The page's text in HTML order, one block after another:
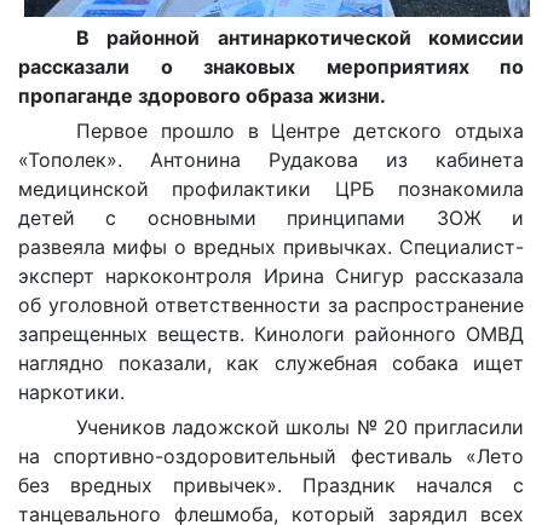
В районной антинаркотической комиссии
рассказали о знаковых мероприятиях по
пропаганде здорового образа жизни.
Первое прошло в Центре детского отдыха
«Тополек». Антонина Рудакова из кабинета
медицинской профилактики ЦРБ познакомила
детей с основными принципами ЗОЖ и
развеяла мифы о вредных привычках. Специалист-
эксперт наркоконтроля Ирина Снигур рассказала
об уголовной ответственности за распространение
запрещенных веществ. Кинологи районного ОМВД
наглядно показали, как служебная собака ищет
наркотики.
Учеников ладожской школы № 20 пригласили
на спортивно-оздоровительный фестиваль «Лето
без вредных привычек». Праздник начался с
танцевального флешмоба, который зарядил всех